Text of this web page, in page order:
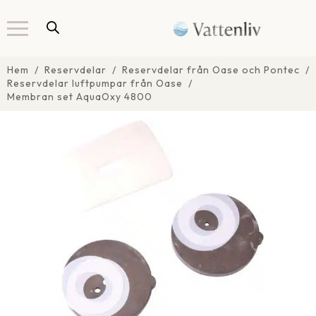
Hem Reservdelar
Reservdelar från Oase och Pontec
Reservdelar luftpumpar från Oase
Membran set AquaOxy 4800